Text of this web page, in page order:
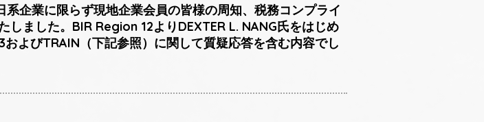
企業に限らず現地企業会員の皆様の周知、税務コンプライ
しました。BIR Region 12よりDEXTER L. NANG氏をはじめ
よびTRAIN（下記参照）に関して質疑応答を含む内容でし